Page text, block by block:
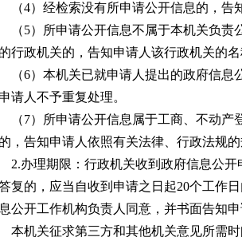
（4）经检索没有所申请公开信息的，告
（5）所申请公开信息不属于本机关负
行政机关的，告知申请人该行政机关的名
（6）本机关已就申请人提出的政府信
请人不予重复处理。
（7）所申请公开信息属于工商、不动
，告知申请人依照有关法律、行政法规的
2.办理期限：行政机关收到政府信息公
复的，应当自收到申请之日起20个工作
公开工作机构负责人同意，并书面告知
本机关征求第三方和其他机关意见所需时